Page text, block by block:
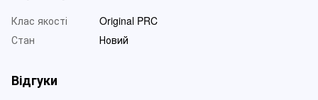
Клас якості
Original PRC
Стан
Новий
Відгуки